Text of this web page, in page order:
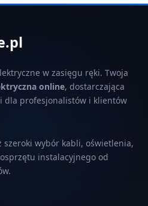
w zasięgu ręki. Twoja
online, dostarczająca
dla profesjonalistów i klientów
szeroki wybór kabli, oświetlenia,
instalacyjnego od